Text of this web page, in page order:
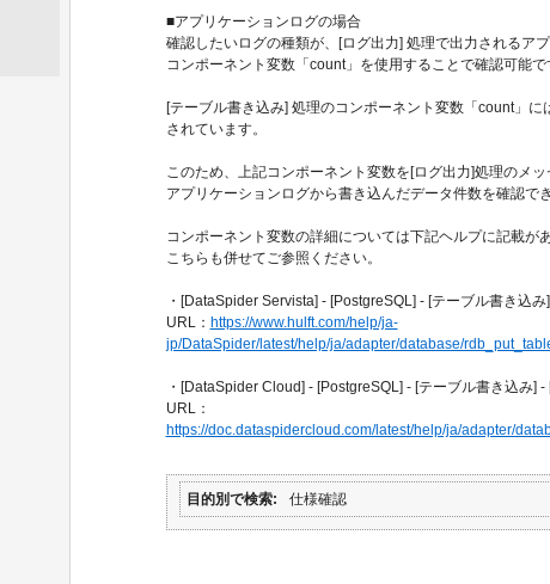
■アプリケーションログの場合
確認したいログの種類が、[ログ出力] 処理で出力されるア
コンポーネント変数「count」を使用することで確認可能で
[テーブル書き込み] 処理のコンポーネント変数「count」
されています。
このため、上記コンポーネント変数を[ログ出力]処理のメッ
アプリケーションログから書き込んだデータ件数を確認でき
コンポーネント変数の詳細については下記ヘルプに記載があ
こちらも併せてご参照ください。
・[DataSpider Servista] - [PostgreSQL] - [テーブル書き込
URL： https://www.hulft.com/help/ja-
jp/DataSpider/latest/help/ja/adapter/database/
・[DataSpider Cloud] - [PostgreSQL] - [テーブル書き込み]
URL：
https://doc.dataspidercloud.com/latest/help/ja/adapter/
目的別で検索 仕様確認